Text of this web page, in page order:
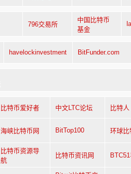
796交易所
中国比特币
基金
havelockinvestment BitFunder.com
比特币爱好者 中文LTC论坛 比特人
海峡比特币网 BitTop100 环球
比特币资源导
航
比特币资讯网